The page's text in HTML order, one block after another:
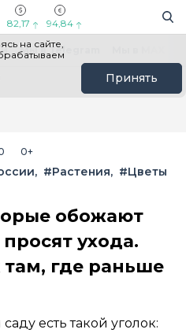
82,17 94,84
на сайте,
Принять
Мы в Telegram
0+
#Растения #Цветы
обожают
ухода.
там, где раньше
есть такой уголок: